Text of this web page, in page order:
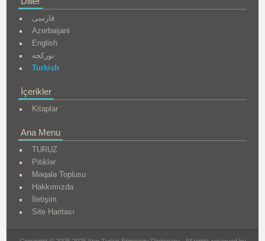
فارسی
Azerbaijani
English
تورکجه
Turkish
İçerikler
Kitaplar
Ana Menu
TURUZ
Pitiklər
Məqalə Toplusu
Hakkımızda
İletişim
Site Haritası